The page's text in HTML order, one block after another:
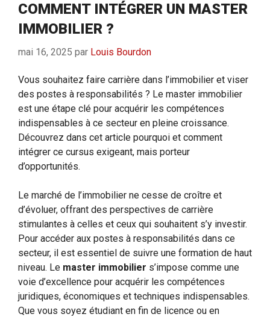
COMMENT INTÉGRER UN MASTER
IMMOBILIER ?
mai 16, 2025 par Louis Bourdon
Vous souhaitez faire carrière dans l’immobilier et viser
des postes à responsabilités ? Le master immobilier
est une étape clé pour acquérir les compétences
indispensables à ce secteur en pleine croissance.
Découvrez dans cet article pourquoi et comment
intégrer ce cursus exigeant, mais porteur
d’opportunités.
Le marché de l’immobilier ne cesse de croître et
d’évoluer, offrant des perspectives de carrière
stimulantes à celles et ceux qui souhaitent s’y investir.
Pour accéder aux postes à responsabilités dans ce
secteur, il est essentiel de suivre une formation de haut
niveau. Le master immobilier s’impose comme une
voie d’excellence pour acquérir les compétences
juridiques, économiques et techniques indispensables.
Que vous soyez étudiant en fin de licence ou en